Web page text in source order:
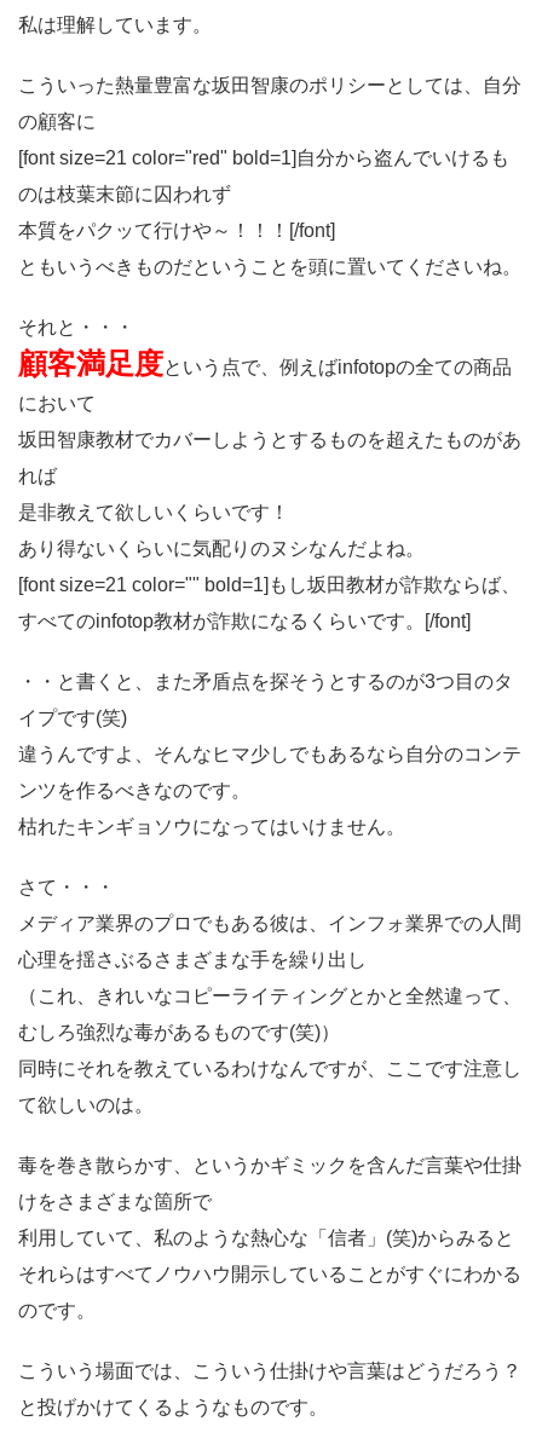
私は理解しています。
こういった熱量豊富な坂田智康のポリシーとしては、自分
の顧客に
[font size=21 color="red" bold=1]自分から盗んでいけるも
のは枝葉末節に囚われず
本質をパクッて行けや～！！！[/font]
ともいうべきものだということを頭に置いてくださいね。
それと・・・
顧客満足度という点で、例えばinfotopの全ての商品
において
坂田智康教材でカバーしようとするものを超えたものがあ
れば
是非教えて欲しいくらいです！
あり得ないくらいに気配りのヌシなんだよね。
[font size=21 color="" bold=1]もし坂田教材が詐欺ならば、
すべてのinfotop教材が詐欺になるくらいです。[/font]
・・と書くと、また矛盾点を探そうとするのが3つ目のタ
イプです(笑)
違うんですよ、そんなヒマ少しでもあるなら自分のコンテ
ンツを作るべきなのです。
枯れたキンギョソウになってはいけません。
さて・・・
メディア業界のプロでもある彼は、インフォ業界での人間
心理を揺さぶるさまざまな手を繰り出し
（これ、きれいなコピーライティングとかと全然違って、
むしろ強烈な毒があるものです(笑)）
同時にそれを教えているわけなんですが、ここです注意し
て欲しいのは。
毒を巻き散らかす、というかギミックを含んだ言葉や仕掛
けをさまざまな箇所で
利用していて、私のような熱心な「信者」(笑)からみると
それらはすべてノウハウ開示していることがすぐにわかる
のです。
こういう場面では、こういう仕掛けや言葉はどうだろう？
と投げかけてくるようなものです。